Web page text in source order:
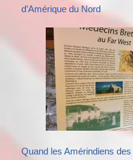
d’Amérique du Nord
Quand les Amérindiens